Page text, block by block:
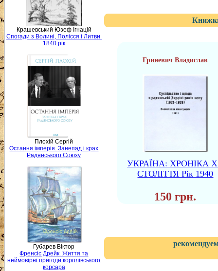
Крашевський Юзеф Ігнацій
Спогади з Волині, Полісся і Литви.
1840 рік
Плохій Сергій
Остання імперія. Занепад і крах
Радянського Союзу
Губарев Віктор
Френсіс Дрейк. Життя та
неймовірні пригоди королівського
корсара
Гриневич Владислав
УКРАЇНА: ХРОНІКА
СТОЛІТТЯ Рік 1940
150 грн.